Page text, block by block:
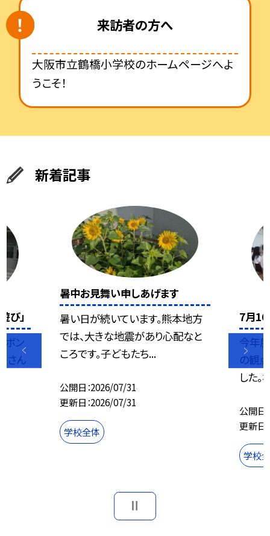
来訪者の方へ
大阪市立鶴橋小学校のホームページへよ
うこそ！
新着記事
び」
ボン
さん
暑中お見舞い申しあげます
暑い日が続いています。熊本地方
では、大きな地震があり心配なと
ころです。子どもたち...
公開日 2026/07/31
更新日 2026/07/31
学校全体
7月16
今年
の観
した
公開日
更新日
学校